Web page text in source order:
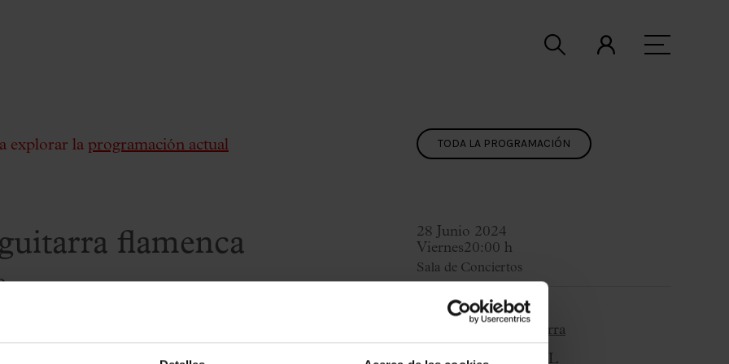
explorar la programación actual
flamenca
de las últimas décadas.
TODA LA PROGRAMACIÓN
28 Junio 2024
Viernes20:00 h
Sala de Conciertos
Ciclo:
Maestros de la Guitarra
Organiza:
Poema, SL